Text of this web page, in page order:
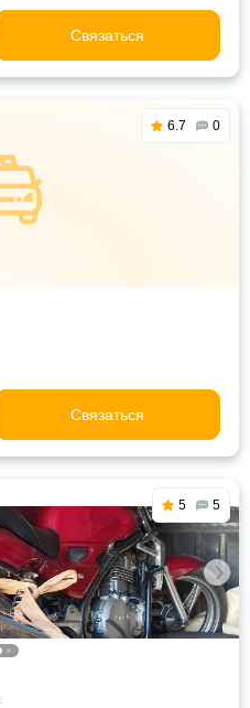
Связаться
6.7 0
Связаться
5 5